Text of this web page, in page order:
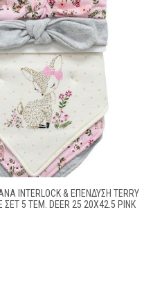
INTERLOCK & ΕΠΈΝΔΥΣΗ TERRY
ΣΕΤ 5 ΤΕΜ. DEER 25 20X42.5 PINK